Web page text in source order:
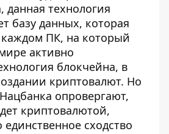
данная технология
базу данных, которая
каждом ПК, на который
активно
блокчейна, в
криптовалют. Но
опровергают,
криптовалютой,
сходство